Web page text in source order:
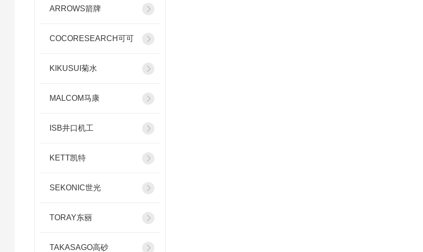
ARROWS箭牌
COCORESEARCH可可
KIKUSUI菊水
MALCOM马康
ISB井口机工
KETT凯特
SEKONIC世光
TORAY东丽
TAKASAGO高砂